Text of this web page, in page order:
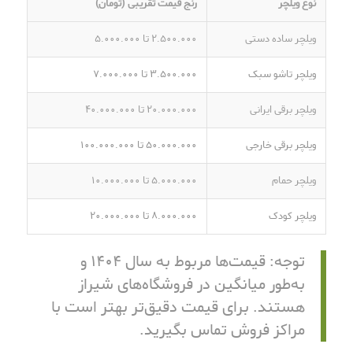
ویلچر ساده دستی ۲.۵۰۰.۰۰۰ تا ۵.۰۰۰.۰۰۰
ویلچر تاشو سبک ۳.۵۰۰.۰۰۰ تا ۷.۰۰۰.۰۰۰
ویلچر برقی ایرانی ۲۰.۰۰۰.۰۰۰ تا ۴۰.۰۰۰.۰۰۰
ویلچر برقی خارجی ۵۰.۰۰۰.۰۰۰ تا ۱۰۰.۰۰۰.۰۰۰
ویلچر حمام ۵.۰۰۰.۰۰۰ تا ۱۰.۰۰۰.۰۰۰
ویلچر کودک ۸.۰۰۰.۰۰۰ تا ۲۰.۰۰۰.۰۰۰
توجه: قیمت‌ها مربوط به سال ۱۴۰۴ و
به‌طور میانگین در فروشگاه‌های شیراز
هستند. برای قیمت دقیق‌تر بهتر است با
مراکز فروش تماس بگیرید.